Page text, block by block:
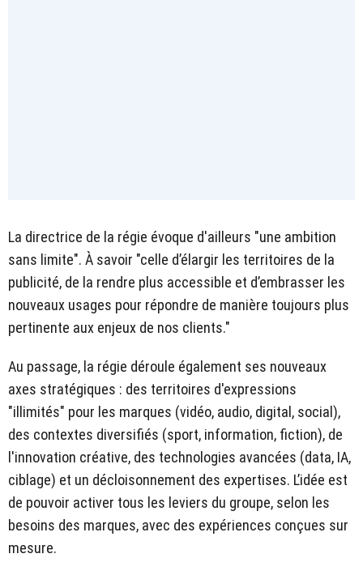
La directrice de la régie évoque d'ailleurs "une ambition
sans limite". À savoir "celle d’élargir les territoires de la
publicité, de la rendre plus accessible et d’embrasser les
nouveaux usages pour répondre de manière toujours plus
pertinente aux enjeux de nos clients."
Au passage, la régie déroule également ses nouveaux
axes stratégiques : des territoires d'expressions
"illimités" pour les marques (vidéo, audio, digital, social),
des contextes diversifiés (sport, information, fiction), de
l'innovation créative, des technologies avancées (data, IA,
ciblage) et un décloisonnement des expertises. L’idée est
de pouvoir activer tous les leviers du groupe, selon les
besoins des marques, avec des expériences conçues sur
mesure.